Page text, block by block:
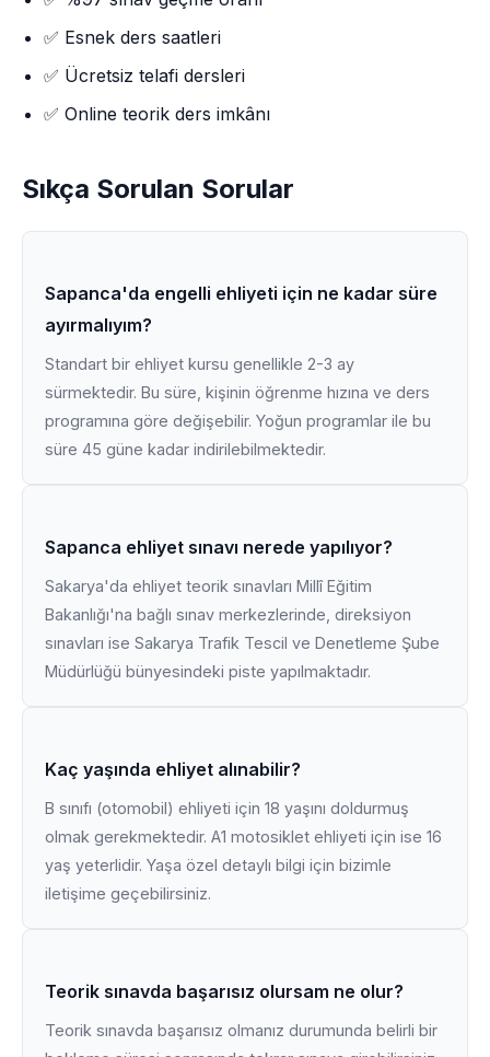
✅ Esnek ders saatleri
✅ Ücretsiz telafi dersleri
✅ Online teorik ders imkânı
Sıkça Sorulan Sorular
Sapanca'da engelli ehliyeti için ne kadar süre
ayırmalıyım?
Standart bir ehliyet kursu genellikle 2-3 ay
sürmektedir. Bu süre, kişinin öğrenme hızına ve ders
programına göre değişebilir. Yoğun programlar ile bu
süre 45 güne kadar indirilebilmektedir.
Sapanca ehliyet sınavı nerede yapılıyor?
Sakarya'da ehliyet teorik sınavları Millî Eğitim
Bakanlığı'na bağlı sınav merkezlerinde, direksiyon
sınavları ise Sakarya Trafik Tescil ve Denetleme Şube
Müdürlüğü bünyesindeki piste yapılmaktadır.
Kaç yaşında ehliyet alınabilir?
B sınıfı (otomobil) ehliyeti için 18 yaşını doldurmuş
olmak gerekmektedir. A1 motosiklet ehliyeti için ise 16
yaş yeterlidir. Yaşa özel detaylı bilgi için bizimle
iletişime geçebilirsiniz.
Teorik sınavda başarısız olursam ne olur?
Teorik sınavda başarısız olmanız durumunda belirli bir